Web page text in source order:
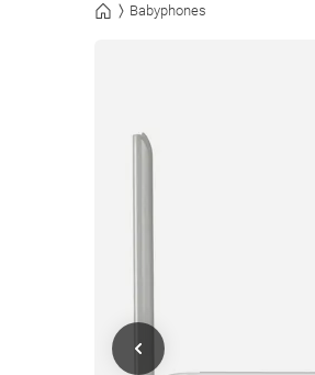
Babyphones